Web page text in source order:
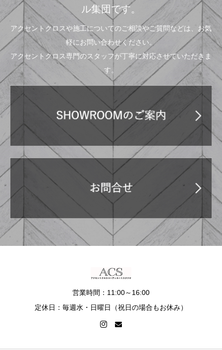
ル集団です。
アクセントクロスや施工についてのご相談やご質問などは、お気
軽にお問い合わせください。
アクセントクロス専門のスタッフが丁寧に対応させていただきま
す。
営業時間：11:00～16:00
定休日：毎週水・日曜日（祝日の場合もお休み）